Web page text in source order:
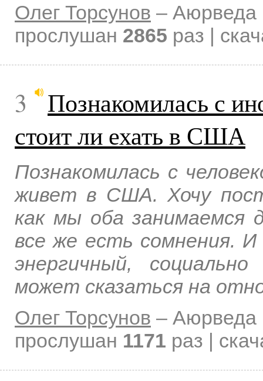
Олег Торсунов – Аюрведа
прослушан 2865 раз |
3
Познакомилась с
стоит ли ехать в США
Познакомилась с
живет в США. Хочу
как мы оба занимаемся
все же есть сомнения.
энергичный,
может сказаться на
Олег Торсунов – Аюрведа
прослушан 1171 раз |